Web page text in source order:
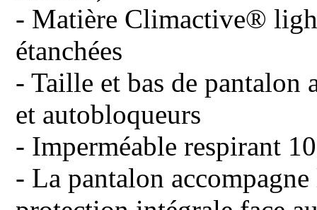
- Matière Climactive®
étanchées
- Taille et bas de pantalon
et autobloqueurs
- Imperméable respirant
- La pantalon